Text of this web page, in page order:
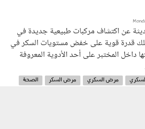
عن اكتشاف مركبات طبيعية جديدة في
قدرة قوية على خفض مستويات السكر في
داخل المختبر على أحد الأدوية المعروفة
مرض السكري مرض السكر الصحة